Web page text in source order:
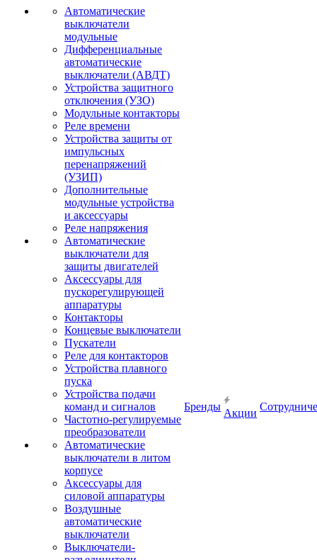
Автоматические
выключатели
модульные
Дифференциальные
автоматические
выключатели (АВДТ)
Устройства защитного
отключения (УЗО)
Модульные контакторы
Реле времени
Устройства защиты от
импульсных
перенапряжений
(УЗИП)
Дополнительные
модульные устройства
и аксессуары
Реле напряжения
Автоматические
выключатели для
защиты двигателей
Аксессуары для
пускорегулирующей
аппаратуры
Контакторы
Концевые выключатели
Пускатели
Реле для контакторов
Устройства плавного
пуска
Устройства подачи
команд и сигналов
Частотно-регулируемые
преобразователи
Автоматические
выключатели в литом
корпусе
Аксессуары для
силовой аппаратуры
Воздушные
автоматические
выключатели
Выключатели-
Бренды
Акции